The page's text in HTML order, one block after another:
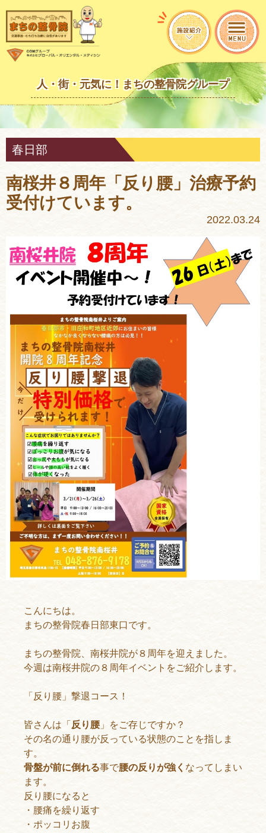
人・街・元気に！まちの整骨院グループ
春日部
南桜井８周年「反り腰」治療予約
受付けています。
2022.03.24
こんにちは。
まちの整骨院春日部東口です。
まちの整骨院、南桜井院が８周年を迎えました。
今週は南桜井院の８周年イベントをご紹介します。
「反り腰」撃退コース！
皆さんは「 反り腰」をご存じですか？
その名の通り腰が反っている状態のことを指しま
す。
骨盤が前に倒れる事で腰の反りが強く なってしまい
ます。
反り腰になると
・腰痛を繰り返す
・ポッコリお腹